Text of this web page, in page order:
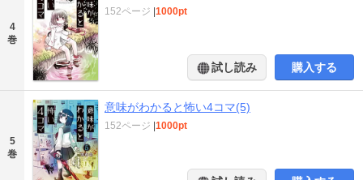
4
巻
152ページ |1000pt
試し読み 購入する
5
巻
意味がわかると怖い4コマ(5)
152ページ |1000pt